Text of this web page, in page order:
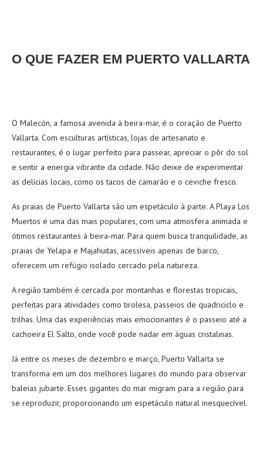
O QUE FAZER EM PUERTO VALLARTA
O Malecón, a famosa avenida à beira-mar, é o coração de Puerto
Vallarta. Com esculturas artísticas, lojas de artesanato e
restaurantes, é o lugar perfeito para passear, apreciar o pôr do sol
e sentir a energia vibrante da cidade. Não deixe de experimentar
as delícias locais, como os tacos de camarão e o ceviche fresco.
As praias de Puerto Vallarta são um espetáculo à parte. A Playa Los
Muertos é uma das mais populares, com uma atmosfera animada e
ótimos restaurantes à beira-mar. Para quem busca tranquilidade, as
praias de Yelapa e Majahuitas, acessíveis apenas de barco,
oferecem um refúgio isolado cercado pela natureza.
A região também é cercada por montanhas e florestas tropicais,
perfeitas para atividades como tirolesa, passeios de quadriciclo e
trilhas. Uma das experiências mais emocionantes é o passeio até a
cachoeira El Salto, onde você pode nadar em águas cristalinas.
Já entre os meses de dezembro e março, Puerto Vallarta se
transforma em um dos melhores lugares do mundo para observar
baleias jubarte. Esses gigantes do mar migram para a região para
se reproduzir, proporcionando um espetáculo natural inesquecível.